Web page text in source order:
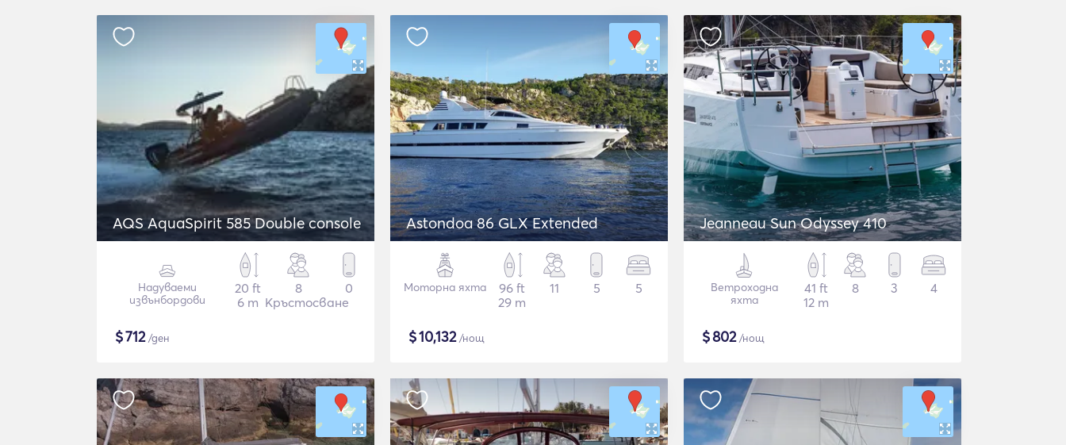
AQS AquaSpirit 585 Double console
Надуваеми
извънбордови
20 ft
6 m
8
Кръстосване
0
$712/ден
Astondoa 86 GLX Extended
Моторна яхта
96 ft
29 m
11 5 5
$10,132/нощ
Jeanneau Sun Odyssey 410
Ветроходна
яхта
41 ft
12 m
8 3 4
$802/нощ